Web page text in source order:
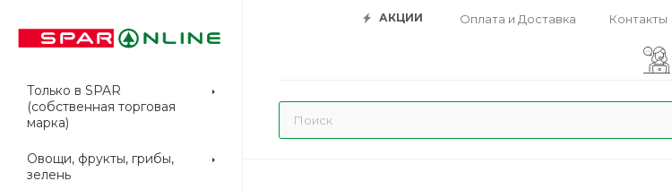
АКЦИИ Оплата и Доставка Контакты
Только в SPAR
(собственная торговая
марка)
Овощи, фрукты, грибы,
зелень